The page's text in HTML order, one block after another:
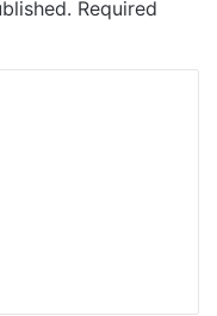
Required